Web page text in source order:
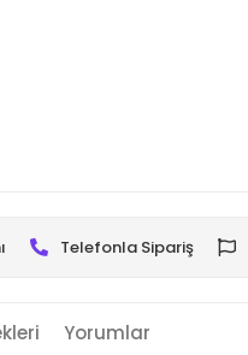
Telefonla Sipariş
Yorumlar